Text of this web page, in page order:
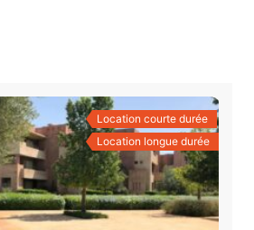
Location courte durée
Location longue durée